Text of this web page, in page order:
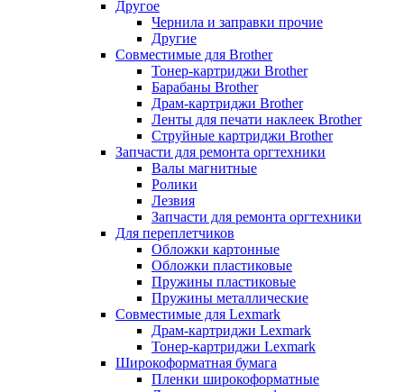
Другое
Чернила и заправки прочие
Другие
Совместимые для Brother
Тонер-картриджи Brother
Барабаны Brother
Драм-картриджи Brother
Ленты для печати наклеек Brother
Струйные картриджи Brother
Запчасти для ремонта оргтехники
Валы магнитные
Ролики
Лезвия
Запчасти для ремонта оргтехники
Для переплетчиков
Обложки картонные
Обложки пластиковые
Пружины пластиковые
Пружины металлические
Совместимые для Lexmark
Драм-картриджи Lexmark
Тонер-картриджи Lexmark
Широкоформатная бумага
Пленки широкоформатные